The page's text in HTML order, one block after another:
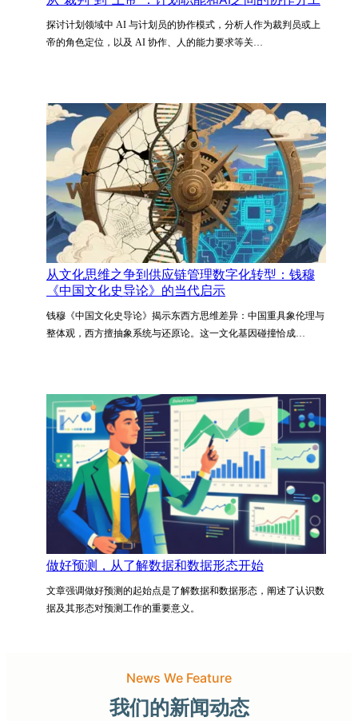
探讨计划领域中 AI 与计划员的协作模式，分析人作为裁判员或上
帝的角色定位，以及 AI 协作、人的能力要求等关…
从文化思维之争到供应链管理数字化转型：钱穆
《中国文化史导论》的当代启示
钱穆《中国文化史导论》揭示东西方思维差异：中国重具象伦理与
整体观，西方擅抽象系统与还原论。这一文化基因碰撞恰成…
做好预测，从了解数据和数据形态开始
文章强调做好预测的起始点是了解数据和数据形态，阐述了认识数
据及其形态对预测工作的重要意义。
News We Feature
我们的新闻动态